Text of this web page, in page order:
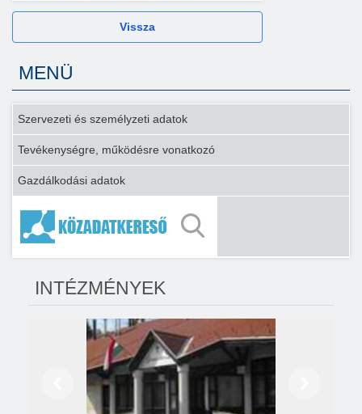
Vissza
MENÜ
Szervezeti és személyzeti adatok
Tevékenységre, működésre vonatkozó
Gazdálkodási adatok
INTÉZMÉNYEK